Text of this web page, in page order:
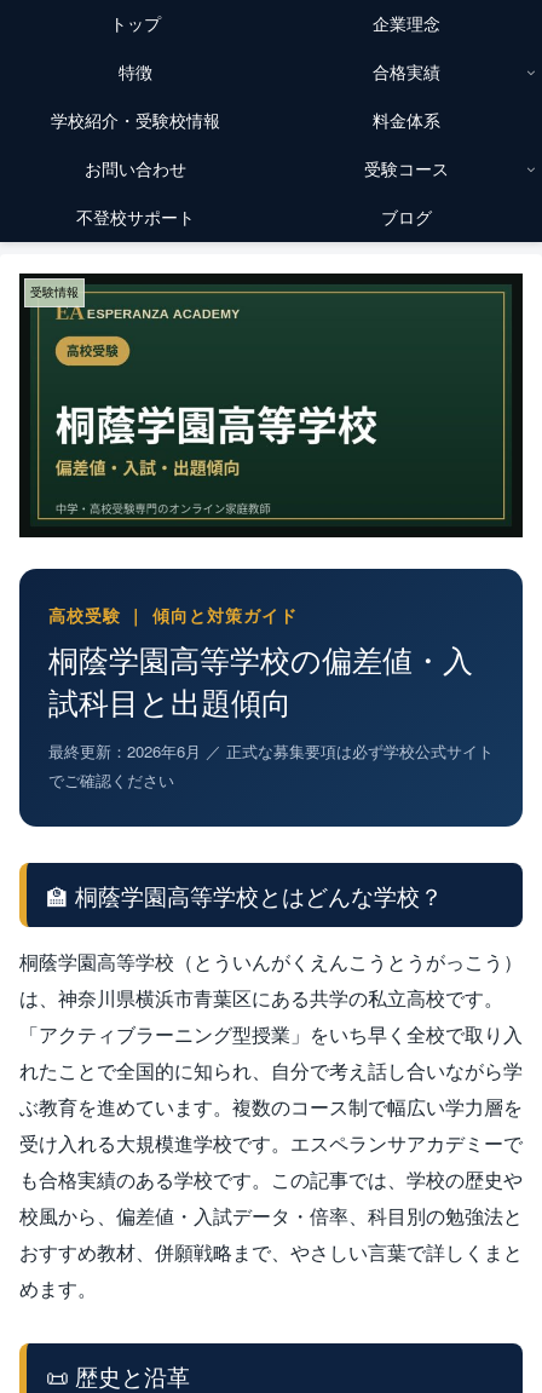
トップ 企業理念
特徴 合格実績
学校紹介・受験校情報 料金体系
お問い合わせ 受験コース
不登校サポート ブログ
受験情報
高校受験 ｜ 傾向と対策ガイド
桐蔭学園高等学校の偏差値・入
試科目と出題傾向
最終更新：2026年6月 ／ 正式な募集要項は必ず学校公式サイト
でご確認ください
🏫 桐蔭学園高等学校とはどんな学校？
桐蔭学園高等学校（とういんがくえんこうとうがっこう）
は、神奈川県横浜市青葉区にある共学の私立高校です。
「アクティブラーニング型授業」をいち早く全校で取り入
れたことで全国的に知られ、自分で考え話し合いながら学
ぶ教育を進めています。複数のコース制で幅広い学力層を
受け入れる大規模進学校です。エスペランサアカデミーで
も合格実績のある学校です。この記事では、学校の歴史や
校風から、偏差値・入試データ・倍率、科目別の勉強法と
おすすめ教材、併願戦略まで、やさしい言葉で詳しくまと
めます。
📜 歴史と沿革